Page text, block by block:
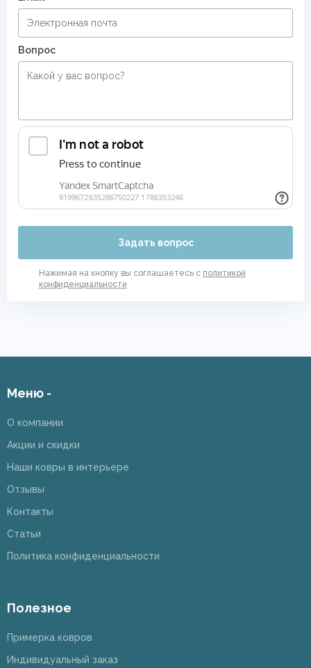
Вопрос
Задать вопрос
Нажимая на кнопку вы соглашаетесь с политикой
конфиденциальности
Меню -
О компании
Акции и скидки
Наши ковры в интерьере
Отзывы
Контакты
Статьи
Политика конфиденциальности
Полезное
Примерка ковров
Индивидуальный заказ